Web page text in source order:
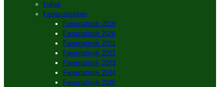
Fuhse
Fangstatistiken
Fangstatistik 2019
Fangstatistik 2020
Fangstatistik 2021
Fangstatistik 2022
Fangstatistik 2023
Fangstatistik 2024
Fangstatistik 2025